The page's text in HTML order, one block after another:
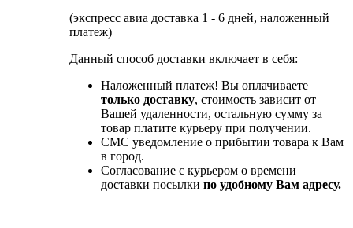
(экспресс авиа доставка 1 - 6 дней, наложенный
платеж)
Данный способ доставки включает в себя:
Наложенный платеж! Вы оплачиваете
только доставку, стоимость зависит от
Вашей удаленности, остальную сумму за
товар платите курьеру при получении.
СМС уведомление о прибытии товара к Вам
в город.
Согласование с курьером о времени
доставки посылки по удобному Вам адресу.